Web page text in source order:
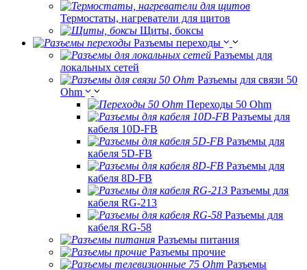
Термостаты, нагреватели для щитов
Щиты, боксы
Разъемы переходы
Разъемы для
локальных сетей
Разъемы для связи 50
Ohm
Переходы 50 Ohm
Разъемы для
кабеля 10D-FB
Разъемы для
кабеля 5D-FB
Разъемы для
кабеля 8D-FB
Разъемы для
кабеля RG-213
Разъемы для
кабеля RG-58
Разъемы питания
Разъемы прочие
Разъемы